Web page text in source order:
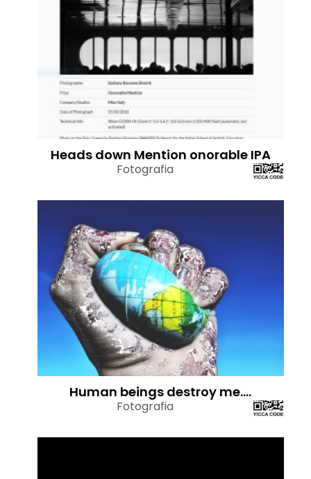
Heads down Mention onorable IPA
Fotografia
Human beings destroy me....
Fotografia